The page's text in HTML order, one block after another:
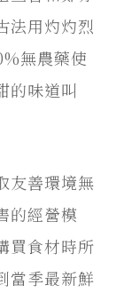
法用灼灼烈
無農藥使
的味道叫
友善環境無
的經營模
買食材時所
當季最新鮮